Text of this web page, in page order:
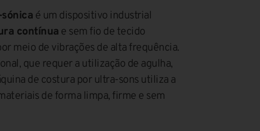
é um dispositivo industrial
contínua e sem fio de tecido
meio de vibrações de alta frequência.
que requer a utilização de agulha,
de costura por ultra-sons utiliza a
de forma limpa, firme e sem